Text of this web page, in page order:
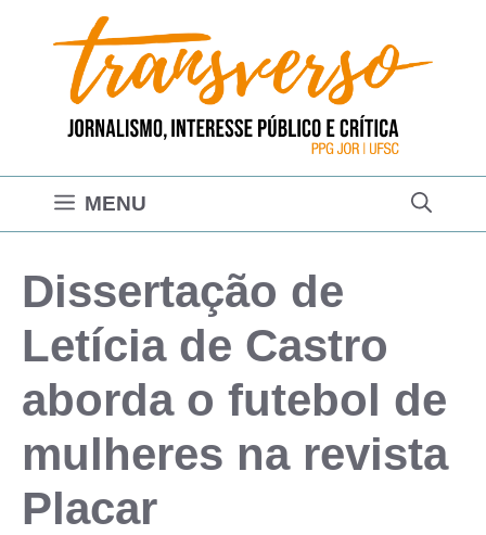
conteúdo
MENU
Dissertação de
Letícia de Castro
aborda o futebol de
mulheres na revista
Placar